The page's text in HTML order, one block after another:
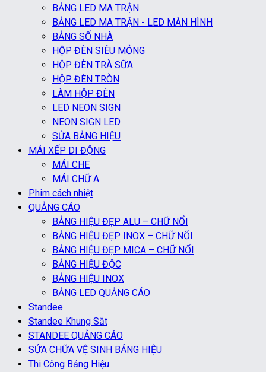
BẢNG LED MA TRẬN
BẢNG LED MA TRẬN - LED MÀN HÌNH
BẢNG SỐ NHÀ
HỘP ĐÈN SIÊU MỎNG
HỘP ĐÈN TRÀ SỮA
HỘP ĐÈN TRÒN
LÀM HỘP ĐÈN
LED NEON SIGN
NEON SIGN LED
SỬA BẢNG HIỆU
MÁI XẾP DI ĐỘNG
MÁI CHE
MÁI CHỮ A
Phim cách nhiệt
QUẢNG CÁO
BẢNG HIỆU ĐẸP ALU – CHỮ NỔI
BẢNG HIỆU ĐẸP INOX – CHỮ NỔI
BẢNG HIỆU ĐẸP MICA – CHỮ NỔI
BẢNG HIỆU ĐỘC
BẢNG HIỆU INOX
BẢNG LED QUẢNG CÁO
Standee
Standee Khung Sắt
STANDEE QUẢNG CÁO
SỬA CHỮA VỆ SINH BẢNG HIỆU
Thi Công Bảng Hiệu